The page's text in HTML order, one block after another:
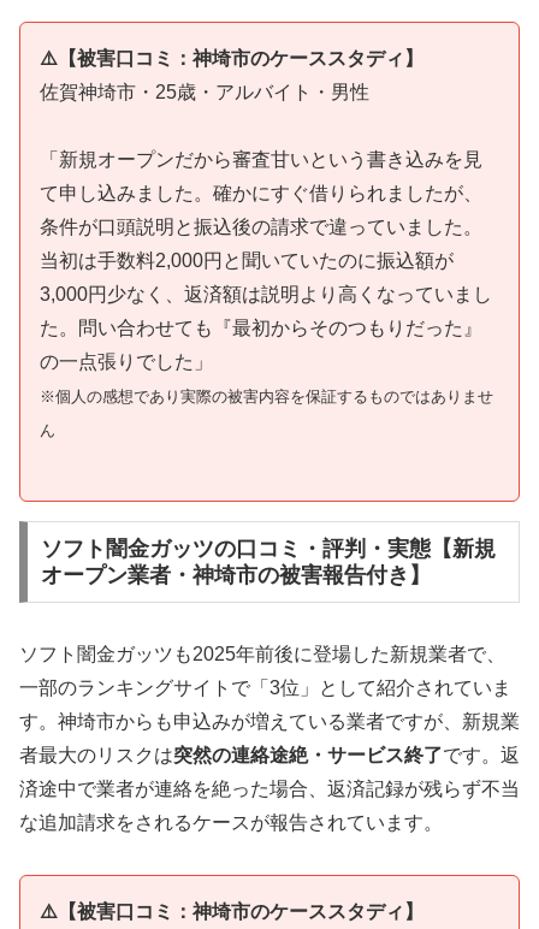
⚠️【被害口コミ：神埼市のケーススタディ】
佐賀神埼市・25歳・アルバイト・男性
「新規オープンだから審査甘いという書き込みを見
て申し込みました。確かにすぐ借りられましたが、
条件が口頭説明と振込後の請求で違っていました。
当初は手数料2,000円と聞いていたのに振込額が
3,000円少なく、返済額は説明より高くなっていまし
た。問い合わせても『最初からそのつもりだった』
の一点張りでした」
※個人の感想であり実際の被害内容を保証するものではありませ
ん
ソフト闇金ガッツの口コミ・評判・実態【新規
オープン業者・神埼市の被害報告付き】
ソフト闇金ガッツも2025年前後に登場した新規業者で、
一部のランキングサイトで「3位」として紹介されていま
す。神埼市からも申込みが増えている業者ですが、新規業
者最大のリスクは突然の連絡途絶・サービス終了です。返
済途中で業者が連絡を絶った場合、返済記録が残らず不当
な追加請求をされるケースが報告されています。
⚠️【被害口コミ：神埼市のケーススタディ】